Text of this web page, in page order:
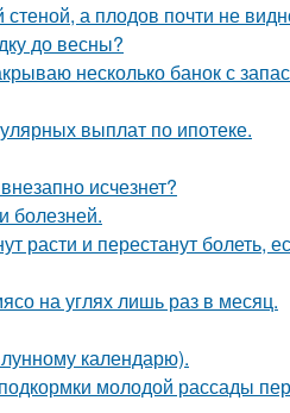
а плодов почти не
до весны?
несколько банок с
выплат по ипотеке.
исчезнет?
болезней.
и перестанут болеть,
на углях лишь раз в месяц.
календарю).
молодой рассады